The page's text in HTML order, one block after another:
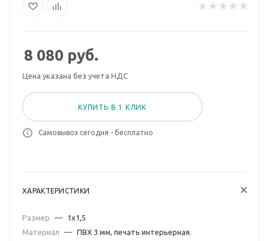
8 080 руб.
Цена указана без учета НДС
КУПИТЬ В 1 КЛИК
Самовывоз сегодня - бесплатно
ХАРАКТЕРИСТИКИ
Размер —
1х1,5
Материал
— ПВХ 3 мм, печать интерьерная.